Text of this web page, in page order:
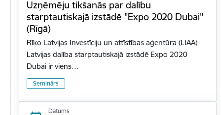
Uzņēmēju tikšanās par dalību
starptautiskajā izstādē "Expo 2020 Dubai"
(Rīgā)
Rīko Latvijas Investīciju un attīstības aģentūra (LIAA)
Latvijas dalība starptautiskajā izstādē Expo 2020
Dubai ir viens…
Seminārs
Datums